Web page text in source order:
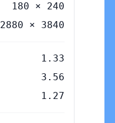
180 × 240
2880 × 3840
1.33
3.56
1.27